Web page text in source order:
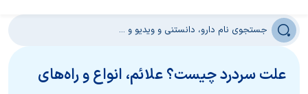
علت سردرد چیست؟ علائم، انواع و راه‌های